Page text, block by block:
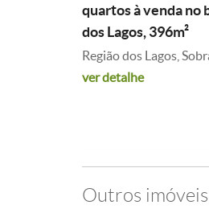
quartos à venda no
dos Lagos, 396m²
Região dos Lagos,
ver detalhe
Outros